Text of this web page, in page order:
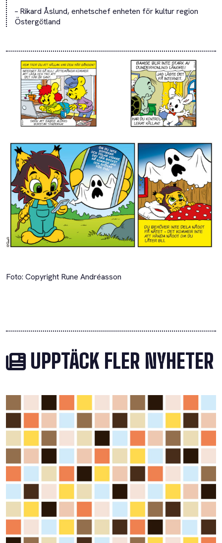
– Rikard Åslund, enhetschef enheten för kultur region
Östergötland
Foto: Copyright Rune Andréasson
UPPTÄCK FLER NYHETER